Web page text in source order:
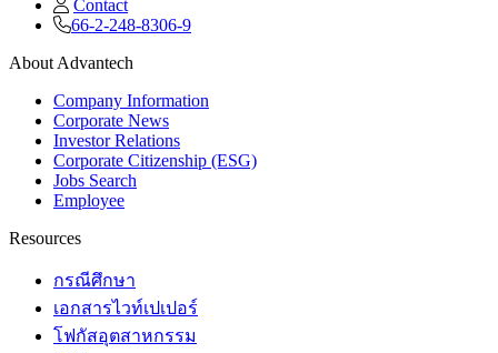
Contact
66-2-248-8306-9
About Advantech
Company Information
Corporate News
Investor Relations
Corporate Citizenship (ESG)
Jobs Search
Employee
Resources
กรณีศึกษา
เอกสารไวท์เปเปอร์
โฟกัสอุตสาหกรรม